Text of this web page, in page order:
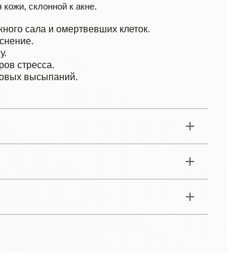
склонной к акне.
сала и омертвевших клеток.
стресса.
высыпаний.